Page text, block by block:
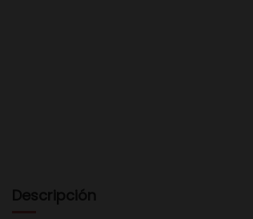
Descripción